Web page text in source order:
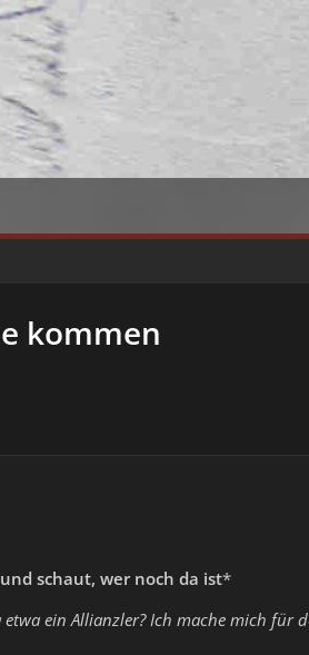
kommen
schaut, wer noch da ist*
ein Allianzler? Ich mache mich für